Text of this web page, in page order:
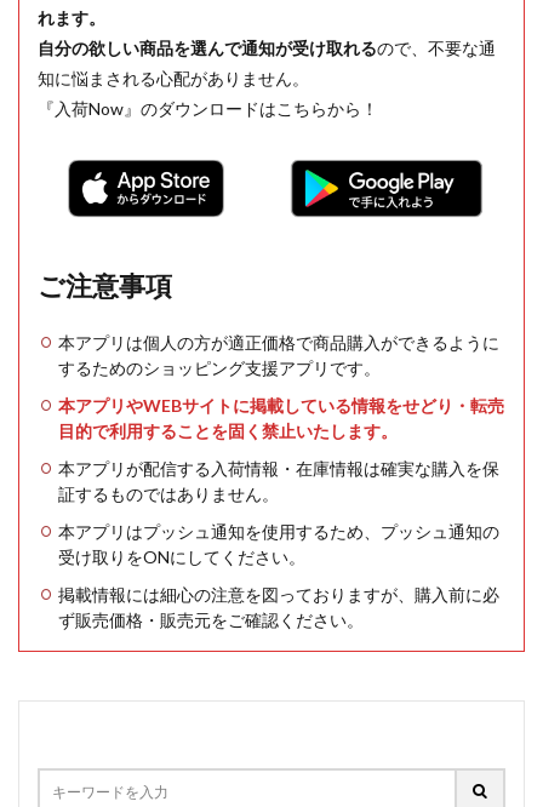
れます。
自分の欲しい商品を選んで通知が受け取れるので、不要な通
知に悩まされる心配がありません。
『入荷Now』のダウンロードはこちらから！
ご注意事項
本アプリは個人の方が適正価格で商品購入ができるように
するためのショッピング支援アプリです。
本アプリやWEBサイトに掲載している情報をせどり・転売
目的で利用することを固く禁止いたします。
本アプリが配信する入荷情報・在庫情報は確実な購入を保
証するものではありません。
本アプリはプッシュ通知を使用するため、プッシュ通知の
受け取りをONにしてください。
掲載情報には細心の注意を図っておりますが、購入前に必
ず販売価格・販売元をご確認ください。